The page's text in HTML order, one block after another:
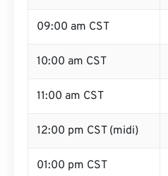
09:00 am CST
10:00 am CST
11:00 am CST
12:00 pm CST (midi)
01:00 pm CST